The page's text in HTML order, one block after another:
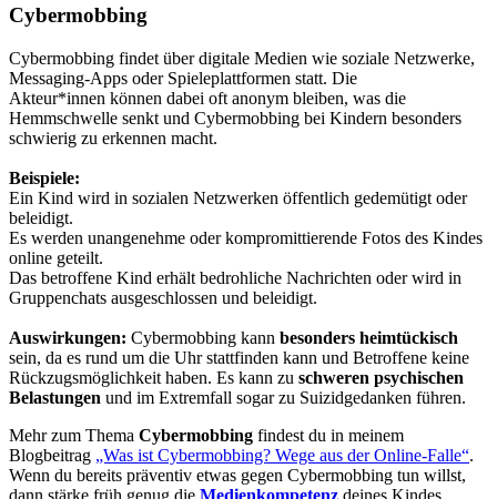
Cybermobbing
Cybermobbing findet über digitale Medien wie soziale Netzwerke,
Messaging-Apps oder Spieleplattformen statt. Die
Akteur*innen können dabei oft anonym bleiben, was die
Hemmschwelle senkt und Cybermobbing bei Kindern besonders
schwierig zu erkennen macht.
Beispiele:
Ein Kind wird in sozialen Netzwerken öffentlich gedemütigt oder
beleidigt.
Es werden unangenehme oder kompromittierende Fotos des Kindes
online geteilt.
Das betroffene Kind erhält bedrohliche Nachrichten oder wird in
Gruppenchats ausgeschlossen und beleidigt.
Auswirkungen: Cybermobbing kann besonders heimtückisch
sein, da es rund um die Uhr stattfinden kann und Betroffene keine
Rückzugsmöglichkeit haben. Es kann zu schweren psychischen
Belastungen und im Extremfall sogar zu Suizidgedanken führen.
Mehr zum Thema Cybermobbing findest du in meinem
Blogbeitrag „Was ist Cybermobbing? Wege aus der Online-Falle“.
Wenn du bereits präventiv etwas gegen Cybermobbing tun willst,
dann stärke früh genug die Medienkompetenz deines Kindes.